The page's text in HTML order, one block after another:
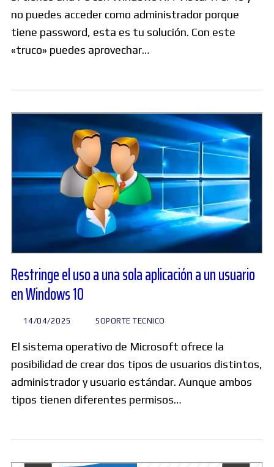
no puedes acceder como administrador porque
tiene password, esta es tu solución. Con este
«truco» puedes aprovechar…
Restringe el uso a una sola aplicación a un usuario
en Windows 10
14/04/2025 SOPORTE TECNICO
El sistema operativo de Microsoft ofrece la
posibilidad de crear dos tipos de usuarios distintos,
administrador y usuario estándar. Aunque ambos
tipos tienen diferentes permisos…